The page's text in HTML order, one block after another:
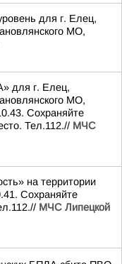
для г. Елец,
МО,
для г. Елец,
МО,
Сохраняйте
Тел.112.// МЧС
на территории
Сохраняйте
МЧС Липецкой